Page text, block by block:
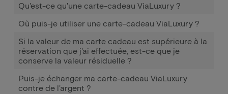
Qu'est-ce qu'une carte-cadeau ViaLuxury ?
Où puis-je utiliser une carte-cadeau ViaLuxury ?
Si la valeur de ma carte cadeau est supérieure à la
réservation que j'ai effectuée, est-ce que je
conserve la valeur résiduelle ?
Puis-je échanger ma carte-cadeau ViaLuxury
contre de l'argent ?